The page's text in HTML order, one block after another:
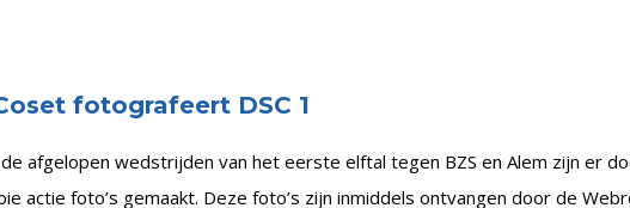
fotografeert DSC 1
afgelopen wedstrijden van het eerste elftal tegen BZS en Alem zijn er
actie foto’s gemaakt. Deze foto’s zijn inmiddels ontvangen door de